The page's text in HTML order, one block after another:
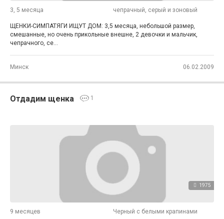
3, 5 месяца чепрачный, серый и зоновый
ЩЕНКИ-СИМПАТЯГИ ИЩУТ ДОМ: 3,5 месяца, небольшой размер,
смешанные, но очень прикольные внешне, 2 девочки и мальчик,
чепрачного, се...
Минск 06.02.2009
Отдадим щенка 1
1975
9 месяцев Черный с белыми крапинами